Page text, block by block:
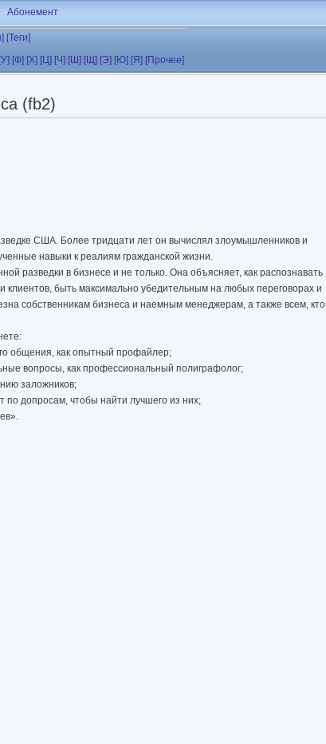
Абонемент
[Теги]
[У] [Ф] [Х] [Ц] [Ч] [Ш] [Щ] [Э] [Ю] [Я] [Прочее]
(fb2)
США. Более тридцати лет он вычислял злоумышленников и
навыки к реалиям гражданской жизни.
разведки в бизнесе и не только. Она объясняет, как распознавать
клиентов, быть максимально убедительным на любых переговорах и
собственникам бизнеса и наемным менеджерам, а также всем, кто
общения, как опытный профайлер;
вопросы, как профессиональный полиграфолог;
заложников;
по допросам, чтобы найти лучшего из них;